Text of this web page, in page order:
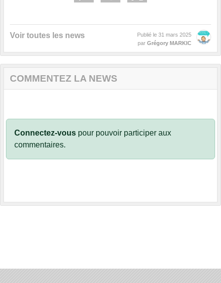
Voir toutes les news Publié le 31 mars 2025
par Grégory MARKIC
COMMENTEZ LA NEWS
Connectez-vous pour pouvoir participer aux
commentaires.